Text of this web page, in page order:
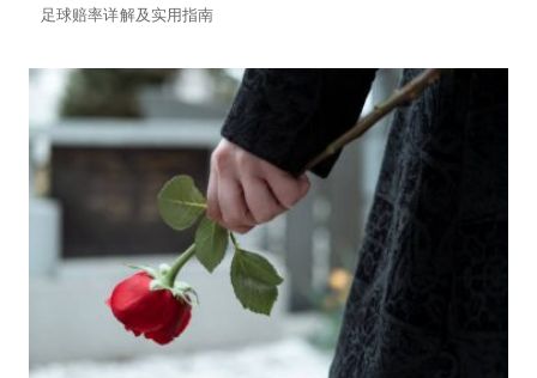
足球赔率详解及实用指南